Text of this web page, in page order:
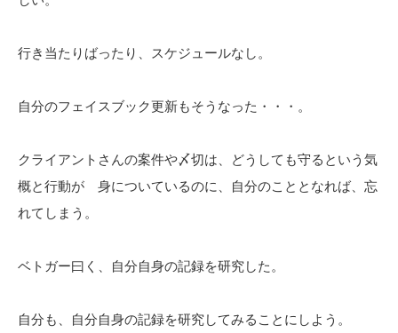
行き当たりばったり、スケジュールなし。
自分のフェイスブック更新もそうなった・・・。
クライアントさんの案件や〆切は、どうしても守るという気
概と行動が 身についているのに、自分のこととなれば、忘
れてしまう。
ベトガー曰く、自分自身の記録を研究した。
自分も、自分自身の記録を研究してみることにしよう。